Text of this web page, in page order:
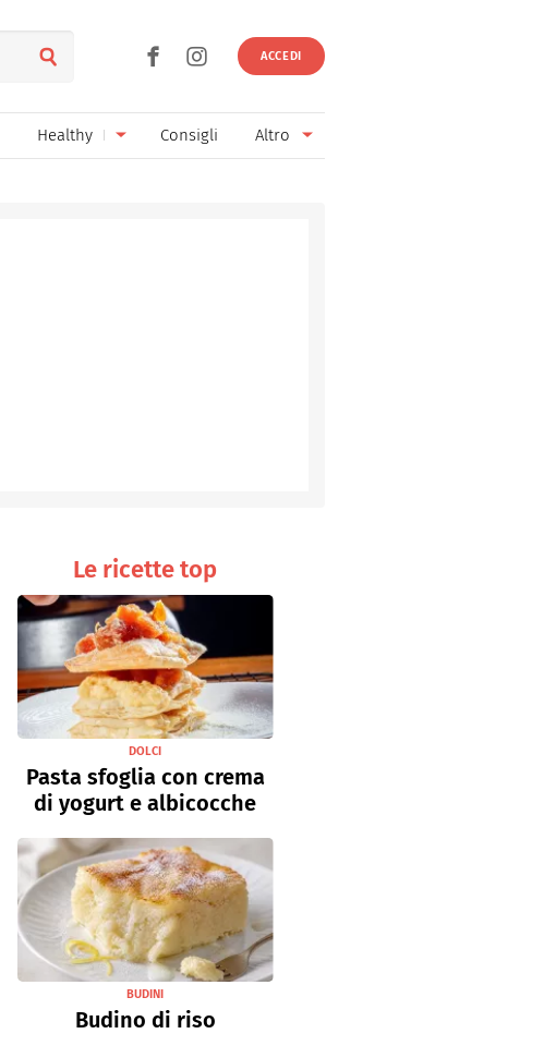
ACCEDI
Healthy Consigli Altro
Le ricette top
DOLCI
Pasta sfoglia con crema
di yogurt e albicocche
BUDINI
Budino di riso